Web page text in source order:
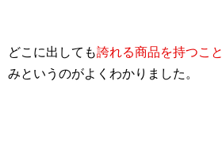
どこに出しても誇れる商品を持つこと
みというのがよくわかりました。